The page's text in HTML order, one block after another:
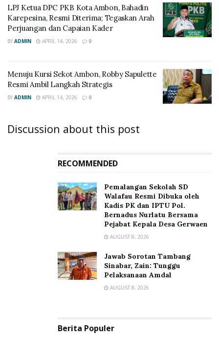
LPJ Ketua DPC PKB Kota Ambon, Bahadin
Karepesina, Resmi Diterima; Tegaskan Arah
Perjuangan dan Capaian Kader
BY ADMIN APRIL 14, 2026 0
Menuju Kursi Sekot Ambon, Robby Sapulette
Resmi Ambil Langkah Strategis
BY ADMIN APRIL 14, 2026 0
Discussion about this post
RECOMMENDED
Pemalangan Sekolah SD
Walafau Resmi Dibuka oleh
Kadis PK dan IPTU Pol.
Bernadus Nurlatu Bersama
Pejabat Kepala Desa Gerwaen
AUGUST 8, 2026
Jawab Sorotan Tambang
Sinabar, Zain: Tunggu
Pelaksanaan Amdal
AUGUST 8, 2026
Berita Populer